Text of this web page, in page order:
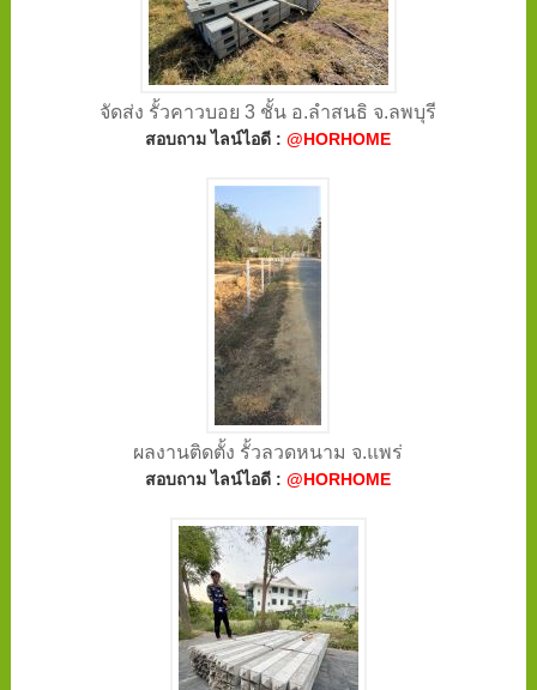
จัดส่ง รั้วคาวบอย 3 ชั้น อ.ลำสนธิ จ.ลพบุรี
สอบถาม ไลน์ไอดี :@HORHOME
ผลงานติดตั้ง รั้วลวดหนาม จ.แพร่
สอบถาม ไลน์ไอดี :@HORHOME